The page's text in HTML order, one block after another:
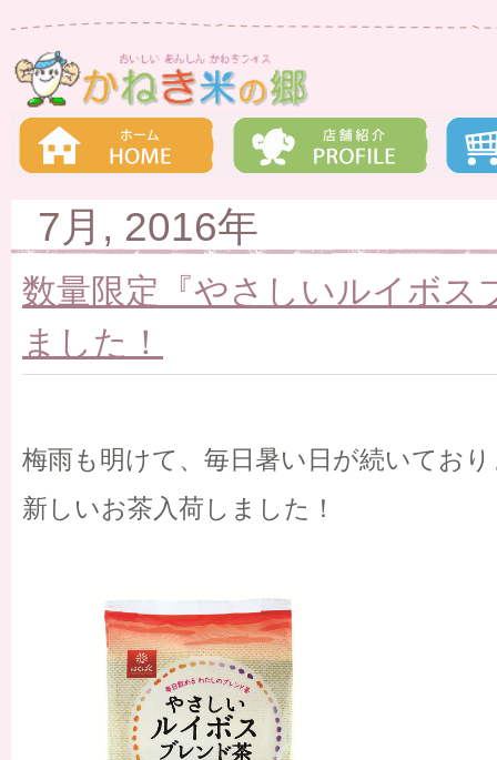
7月, 2016年
数量限定『やさしいルイボス
ました！
梅雨も明けて、毎日暑い日が続いてお
新しいお茶入荷しました！